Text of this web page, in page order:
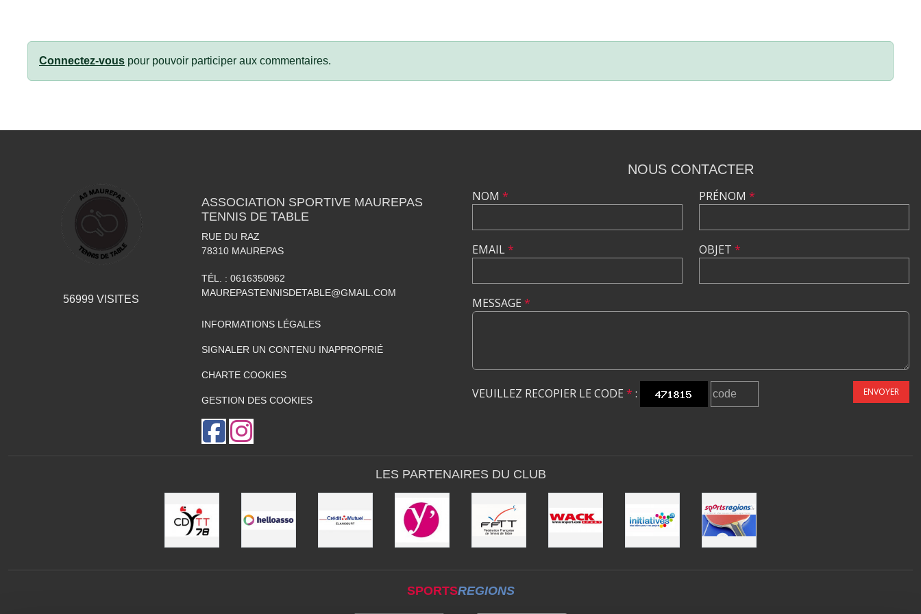
Connectez-vous pour pouvoir participer aux commentaires.
56999 VISITES
ASSOCIATION SPORTIVE MAUREPAS
TENNIS DE TABLE
RUE DU RAZ
78310 MAUREPAS
TÉL. : 0616350962
MAUREPASTENNISDETABLE@GMAIL.COM
INFORMATIONS LÉGALES
SIGNALER UN CONTENU INAPPROPRIÉ
CHARTE COOKIES
GESTION DES COOKIES
NOUS CONTACTER
NOM *
EMAIL*
PRÉNOM *
OBJET *
MESSAGE *
VEUILLEZ RECOPIER LE CODE * : ENVOYER
LES PARTENAIRES DU CLUB
SPORTSREGIONS